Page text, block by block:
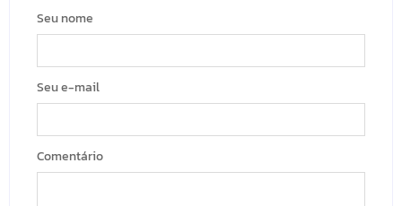
Seu nome
Seu e-mail
Comentário